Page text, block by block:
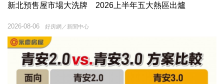
新北預售屋市場大洗牌 2026上半年五大熱區出爐
好房網／新聞中心
2026-08-06